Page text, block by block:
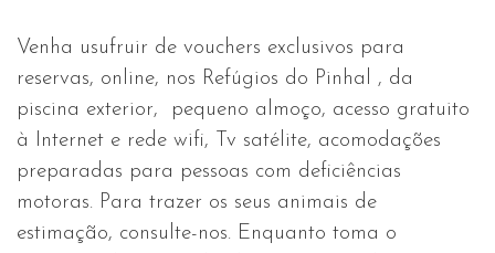
Venha usufruir de vouchers exclusivos para
reservas, online, nos Refúgios do Pinhal , da
piscina exterior, pequeno almoço, acesso gratuito
à Internet e rede wifi, Tv satélite, acomodações
preparadas para pessoas com deficiências
motoras. Para trazer os seus animais de
estimação, consulte-nos. Enquanto toma o